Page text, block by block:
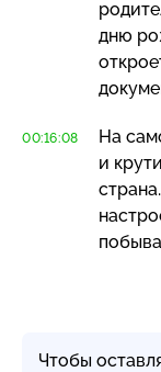
дню
00:16:08
На
и
Чтобы